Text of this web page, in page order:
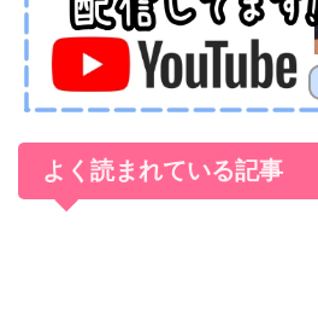
よく読まれている記事